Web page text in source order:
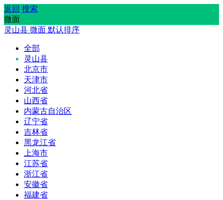
返回 搜索
微面
灵山县 微面 默认排序
全部
灵山县
北京市
天津市
河北省
山西省
内蒙古自治区
辽宁省
吉林省
黑龙江省
上海市
江苏省
浙江省
安徽省
福建省